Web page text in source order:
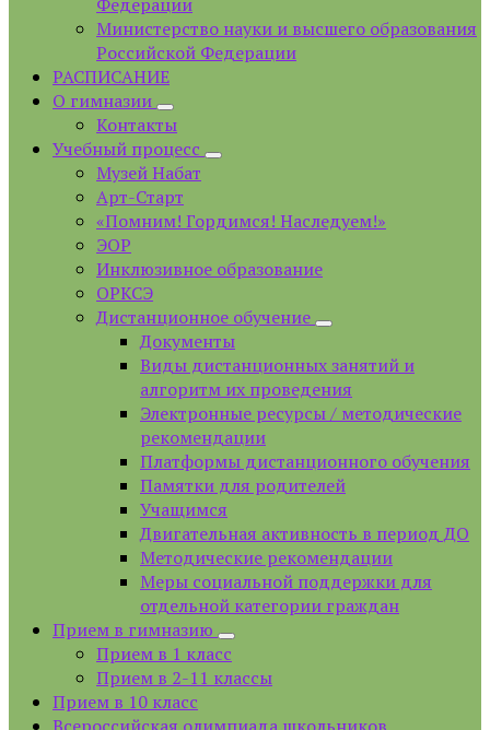
Министерство науки и высшего образования
Российской Федерации
РАСПИСАНИЕ
О гимназии
Контакты
Учебный процесс
Музей Набат
Арт-Старт
«Помним! Гордимся! Наследуем!»
ЭОР
Инклюзивное образование
ОРКСЭ
Дистанционное обучение
Документы
Виды дистанционных занятий и
алгоритм их проведения
Электронные ресурсы / методические
рекомендации
Платформы дистанционного обучения
Памятки для родителей
Учащимся
Двигательная активность в период ДО
Методические рекомендации
Меры социальной поддержки для
отдельной категории граждан
Прием в гимназию
Прием в 1 класс
Прием в 2-11 классы
Прием в 10 класс